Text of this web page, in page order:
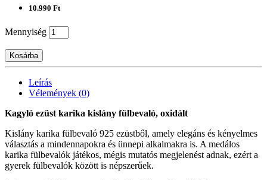
10.990 Ft
Mennyiség
Kosárba
Leírás
Vélemények (0)
Kagyló ezüst karika kislány fülbevaló, oxidált
Kislány karika fülbevaló 925 ezüstből, amely elegáns és kényelmes
választás a mindennapokra és ünnepi alkalmakra is. A medálos
karika fülbevalók játékos, mégis mutatós megjelenést adnak, ezért a
gyerek fülbevalók között is népszerűek.